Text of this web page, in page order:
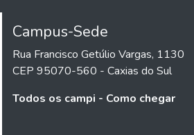
Campus-Sede
Rua Francisco Getúlio Vargas, 1130
CEP 95070-560 - Caxias do Sul
Todos os campi - Como chegar